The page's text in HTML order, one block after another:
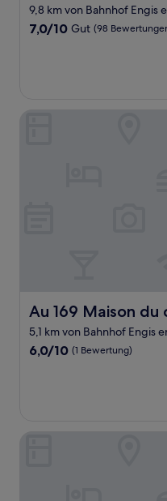
9,8 km von Bahnhof Engis
7.0
7,0/10 Gut (98
Au 169 Maison du
Au 169 Maison du coin
5,1 km von Bahnhof Engis
6.0
6,0/10 (1 Bewertung)